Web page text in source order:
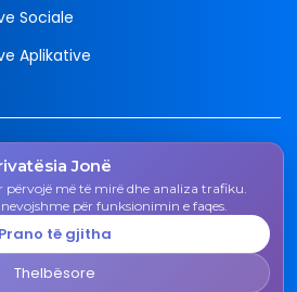
Jonë
përvojë më të mirë dhe analiza trafiku.
për funksionimin e faqes.
Prano të gjitha
Thelbësore
Sociale
Aplikative
Qemali", n.n., 50 000 Gjakovë,